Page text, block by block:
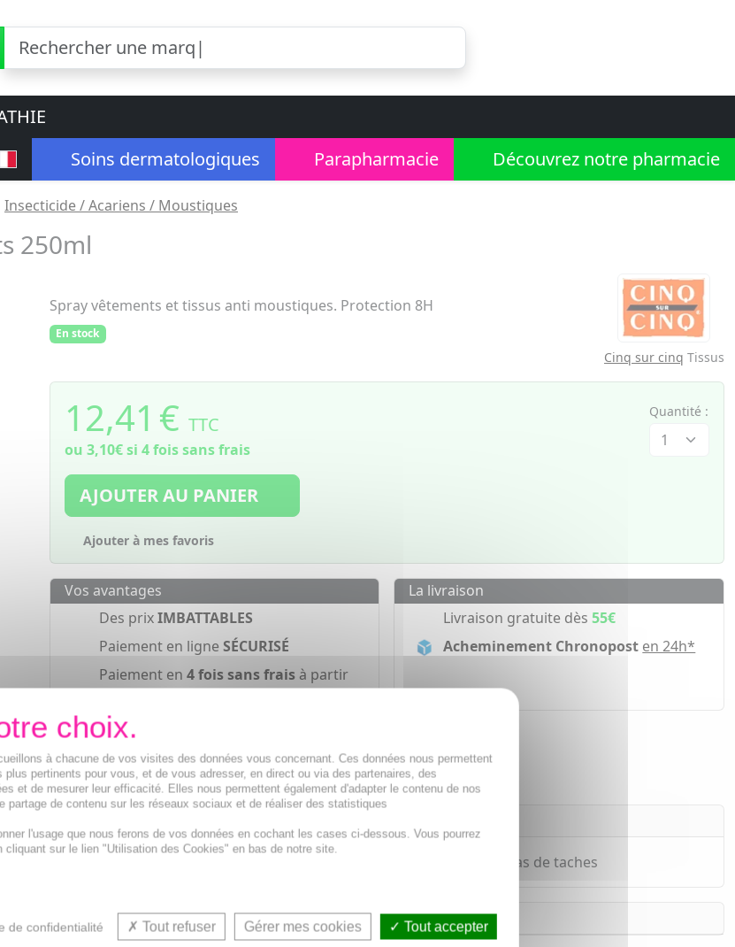
Soins dermatologiques
Parapharmacie Découvrez notre pharmacie
Insecticide / Acariens / Moustiques
250ml
Spray vêtements et tissus anti moustiques. Protection 8H
En stock
Cinq sur cinq Tissus
12,41 € TTC
ou 3,10€si 4 fois sans frais
Quantité :
AJOUTER AU PANIER
Ajouter à mes favoris
Vos avantages
Des prixIMBATTABLES
Paiement en ligne SÉCURISÉ
Paiement en 4 fois sans fraisà partir
La livraison
Livraison gratuite dès55€
Acheminement Chronopost en 24h*
protège des vêtements et tissus durant 8H. Il est sans odeur et ne fait pas de taches
à chacune de vos visites des données vous concernant. Ces données nous permettent
pertinents pour vous, et de vous adresser, en direct ou via des partenaires, des
et de mesurer leur efficacité. Elles nous permettent également d'adapter le contenu de nos
de contenu sur les réseaux sociaux et de réaliser des statistiques
l'usage que nous ferons de vos données en cochant les cases ci-dessous. Vous pourrez
sur le lien "Utilisation des Cookies" en bas de notre site.
de confidentialité Tout refuser Gérer mes cookies Tout accepter